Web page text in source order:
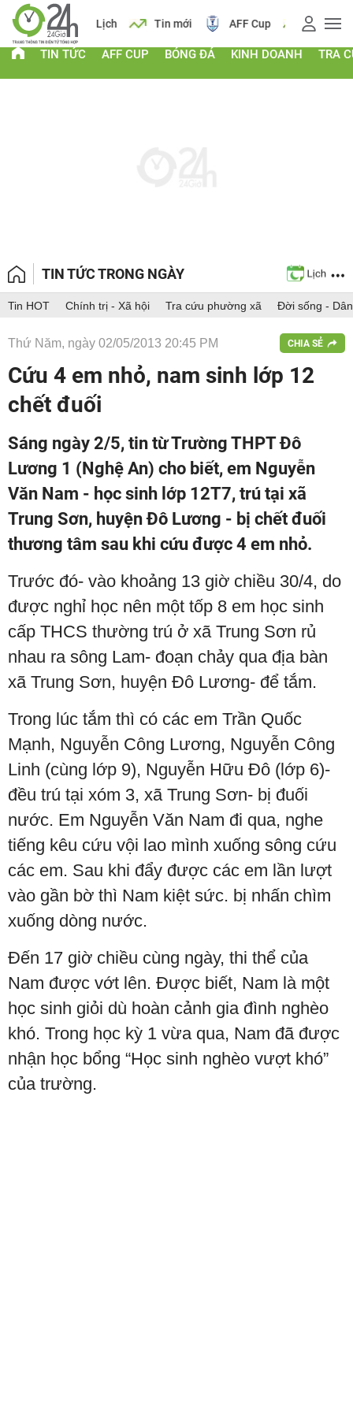
Lịch Tin mới AFF Cup Giá vàng
TIN TỨC AFF CUP BÓNG ĐÁ KINH DOANH TRA
TIN TỨC TRONG NGÀY
Tin HOT Chính trị - Xã hội Tra cứu phường xã Đời sống -
Thứ Năm, ngày 02/05/2013 20:45 PM CHIA SẺ
Cứu 4 em nhỏ, nam sinh lớp 12
chết đuối
Sáng ngày 2/5, tin từ Trường THPT Đô
Lương 1 (Nghệ An) cho biết, em Nguyễn
Văn Nam - học sinh lớp 12T7, trú tại xã
Trung Sơn, huyện Đô Lương - bị chết đuối
thương tâm sau khi cứu được 4 em nhỏ.
Trước đó- vào khoảng 13 giờ chiều 30/4, do
được nghỉ học nên một tốp 8 em học sinh
cấp THCS thường trú ở xã Trung Sơn rủ
nhau ra sông Lam- đoạn chảy qua địa bàn
xã Trung Sơn, huyện Đô Lương- để tắm.
Trong lúc tắm thì có các em Trần Quốc
Mạnh, Nguyễn Công Lương, Nguyễn Công
Linh (cùng lớp 9), Nguyễn Hữu Đô (lớp 6)-
đều trú tại xóm 3, xã Trung Sơn- bị đuối
nước. Em Nguyễn Văn Nam đi qua, nghe
tiếng kêu cứu vội lao mình xuống sông cứu
các em. Sau khi đẩy được các em lần lượt
vào gần bờ thì Nam kiệt sức. bị nhấn chìm
xuống dòng nước.
Đến 17 giờ chiều cùng ngày, thi thể của
Nam được vớt lên. Được biết, Nam là một
học sinh giỏi dù hoàn cảnh gia đình nghèo
khó. Trong học kỳ 1 vừa qua, Nam đã được
nhận học bổng “Học sinh nghèo vượt khó”
của trường.